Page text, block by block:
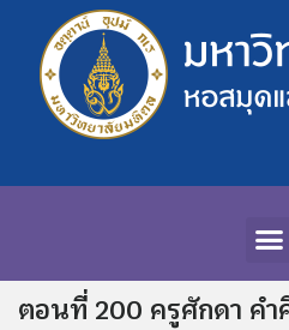
ตอนที่ 200 ครูศักดา ค